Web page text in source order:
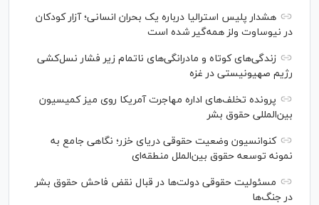
هشدار پلیس استرالیا درباره یک بحران انسانی؛ آزار کودکان
در نیوساوت ولز همه‌گیر شده است
زندگی‌های کوتاه و مادرانگی‌های ناتمام زیر فشار نسل‌کشی
رژیم صهیونیستی در غزه
پرونده تخلف‌های اداره مهاجرت آمریکا روی میز کمیسیون
بین‌المللی حقوق بشر
کنوانسیون وضعیت حقوقی دریای خزر؛ نگاهی جامع به
نمونه توسعه حقوق بین‌الملل منطقه‌ای
مسئولیت حقوقی دولت‌ها در قبال نقض‌ فاحش حقوق بشر
در جنگ‌ها